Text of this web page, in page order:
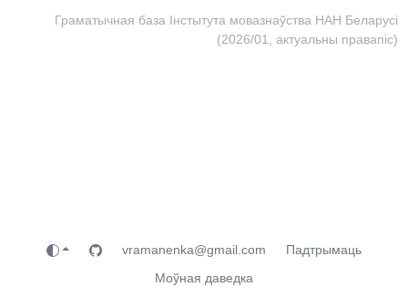
Граматычная база Інстытута мовазнаўства НАН Беларусі
(2026/01, актуальны правапіс)
vramanenka@gmail.com
Падтрымаць
Моўная даведка